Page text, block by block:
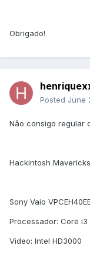
Obrigado!
Posted June
Nâo consigo regular
Hackintosh
Sony Vaio
Processador: Core i3
Video: Intel HD3000